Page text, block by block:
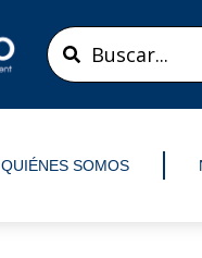
Search
...
QUIÉNES SOMOS